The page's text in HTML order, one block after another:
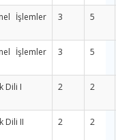
İşlemler
3 5
İşlemler
3 5
Dili I 2 2
Dili II 2 2